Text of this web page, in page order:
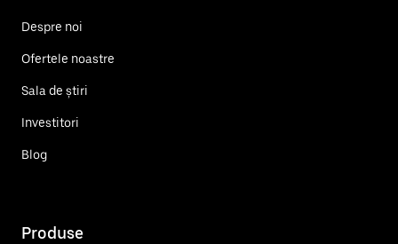
Despre noi
Ofertele noastre
Sala de știri
Investitori
Blog
Produse